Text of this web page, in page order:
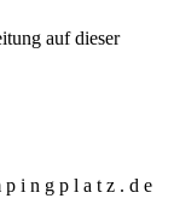
auf dieser
p i n g p l a t z . d e